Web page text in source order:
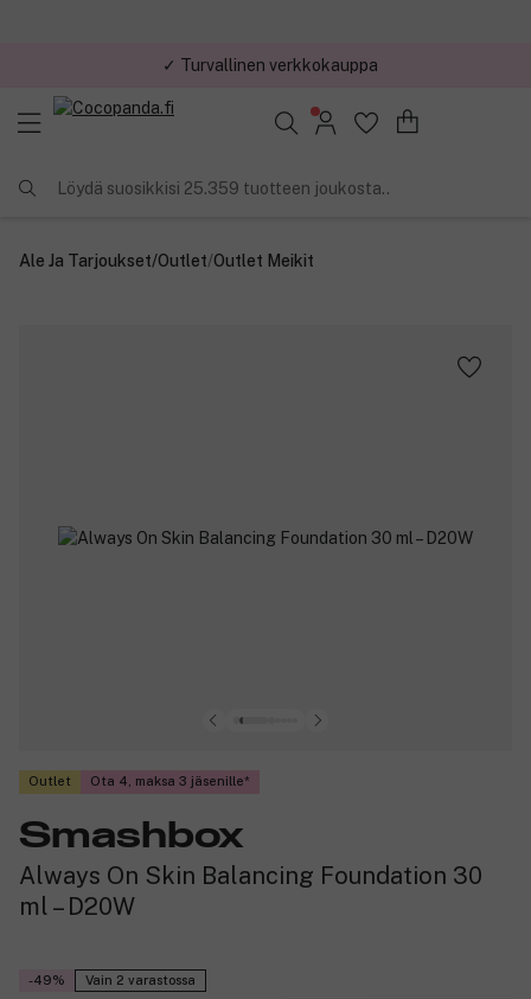
Löydä suosikkisi 25.359 tuotteen joukosta..
Ale Ja Tarjoukset/Outlet/Outlet Meikit
Outlet Ota 4, maksa 3 jäsenille
Smashbox
Always On Skin Balancing Foundation 30
ml – D20W
-49% Vain 2 varastossa